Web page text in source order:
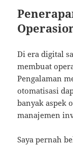
Di era digital
membuat
Pengalaman
otomatisasi
banyak aspek
manajemen
Saya pernah